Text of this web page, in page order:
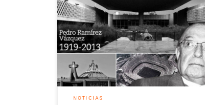
Desde Legado Expo Sevilla nos sumamos al
pésame a la familia del Arquitecto Don Pedro
Ramírez Vázquez, fallecido a los 94 años el
día de su cumpleaños el pasado martes 16 de
Abril. Fue un destacado arquitecto mexicano y
miembro del Consejo Consultivo de Ciencias
Presidencia de […]
NOTICIAS